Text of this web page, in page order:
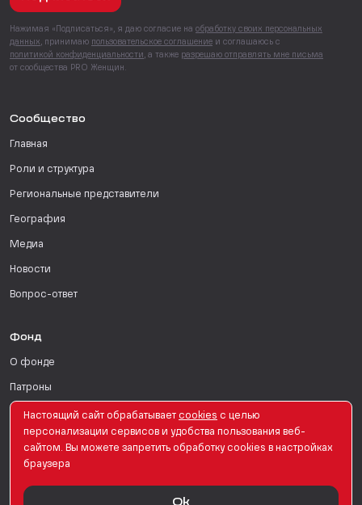
Нажимая «Подписаться», я даю согласие на обработку своих персональных
данных , принимаю пользовательское соглашение и соглашаюсь с
политикой конфиденциальности , а также разрешаю отправлять мне письма
от сообщества PRO Женщин.
Сообщество
Главная
Роли и структура
Региональные представители
География
Медиа
Новости
Вопрос-ответ
Фонд
О фонде
Патроны
Поддержать
Для СМИ
Настоящий сайт обрабатывает сookies с целью
персонализации сервисов и удобства пользования веб-
сайтом. Вы можете запретить обработку сookies в настройках
браузера
Ok